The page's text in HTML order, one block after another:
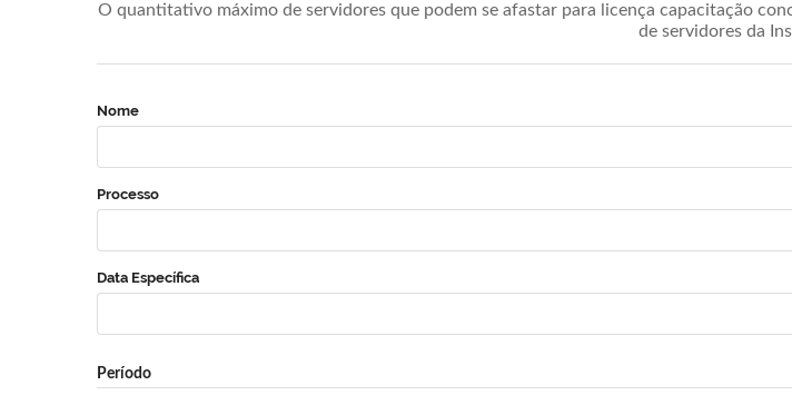
O quantitativo máximo de servidores que podem se afastar para licença capacitação
de servidores da
Nome
Processo
Data Específica
Período